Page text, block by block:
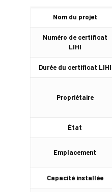
Nom du projet
Numéro de certificat
LIHI
Durée du certificat LIHI
Propriétaire
État
Emplacement
Capacité installée